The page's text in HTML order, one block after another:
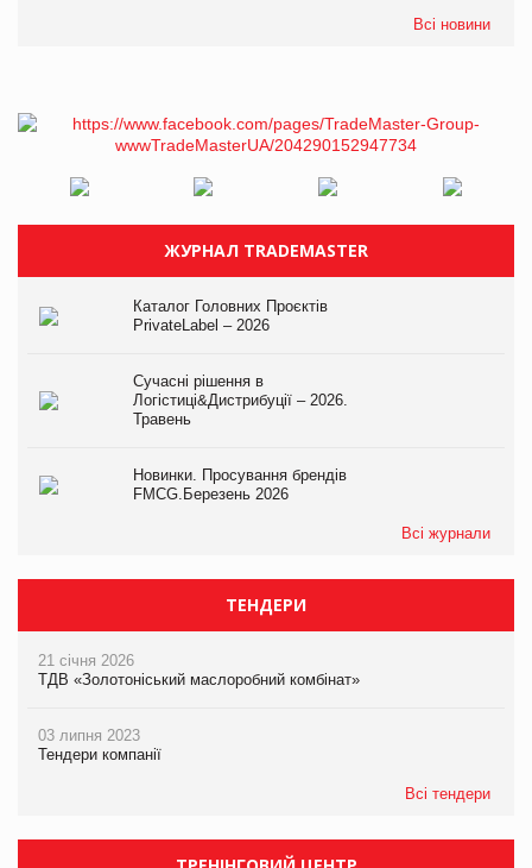
Всі новини
ЖУРНАЛ TRADEMASTER
Каталог Головних Проєктів
PrivateLabel – 2026
Сучасні рішення в
Логістиці&Дистрибуції – 2026.
Травень
Новинки. Просування брендів
FMCG.Березень 2026
Всі журнали
ТЕНДЕРИ
21 січня 2026
ТДВ «Золотоніський маслоробний комбінат»
03 липня 2023
Тендери компанії
Всі тендери